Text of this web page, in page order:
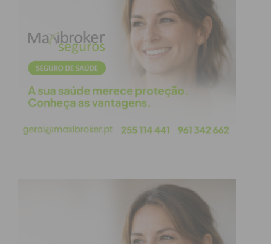
mínima (2-1) que não beliscaram a confiança do
“Esta conquista representa o
justo reconhecimento do
trabalho desenvolvido pelos
jovens atletas, equipa técnica
clube, que elevou o nome de
Rio Mau ao topo do futsal
jovem regional.”